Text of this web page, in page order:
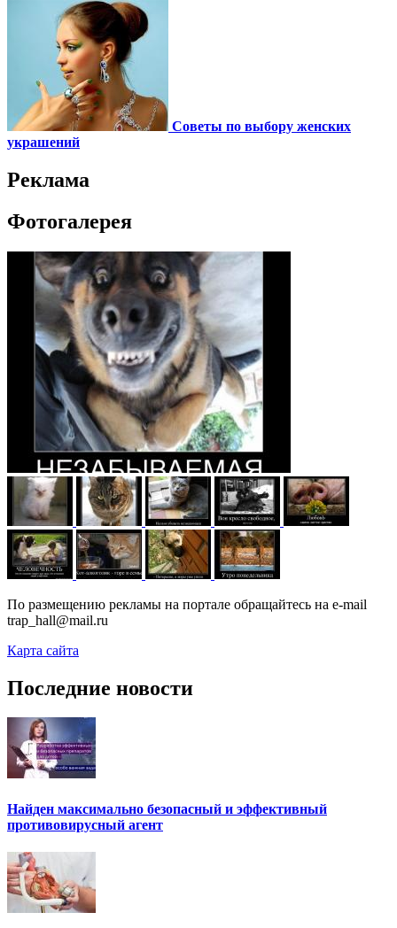
Советы по выбору женских
украшений
Реклама
Фотогалерея
По размещению рекламы на портале обращайтесь на e-mail
trap_hall@mail.ru
Карта сайта
Последние новости
Найден максимально безопасный и эффективный
противовирусный агент